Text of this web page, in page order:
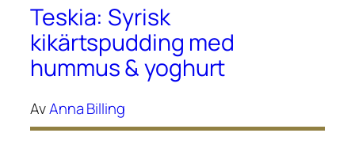
Teskia: Syrisk
kikärtspudding med
hummus & yoghurt
AvAnna Billing